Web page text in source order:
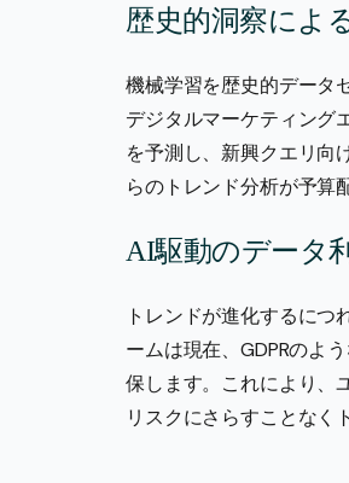
歴史的洞察によ
機械学習を歴史的データ
デジタルマーケティング
を予測し、新興クエリ向
らのトレンド分析が予算
AI駆動のデータ
トレンドが進化するに
ームは現在、GDPRのよ
保します。これにより、
リスクにさらすことなく